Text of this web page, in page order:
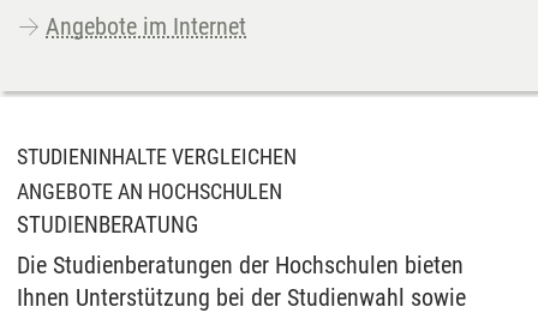
Angebote im Internet
STUDIENINHALTE VERGLEICHEN
ANGEBOTE AN HOCHSCHULEN
STUDIENBERATUNG
Die Studienberatungen der Hochschulen bieten
Ihnen Unterstützung bei der Studienwahl sowie